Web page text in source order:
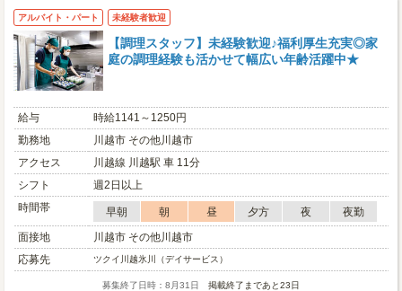
アルバイト・パート 未経験者歓迎
【調理スタッフ】未経験歓迎♪福利厚生充実◎家
庭の調理経験も活かせて幅広い年齢活躍中★
給与
時給1141～1250円
勤務地
川越市 その他川越市
アクセス
川越線 川越駅 車 11分
シフト
週2日以上
時間帯
早朝 朝 昼 夕方 夜
夜勤
面接地
川越市 その他川越市
応募先
ツクイ川越氷川（デイサービス）
募集終了日時：8月31日 掲載終了まであと23日